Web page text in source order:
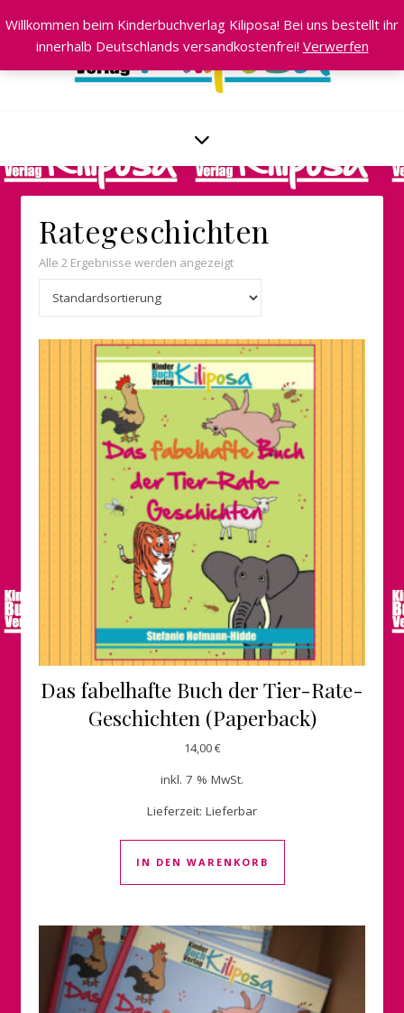
Willkommen beim Kinderbuchverlag Kiliposa! Bei uns bestellt ihr
innerhalb Deutschlands versandkostenfrei! Verwerfen
Rategeschichten
Alle 2 Ergebnisse werden angezeigt
Das fabelhafte Buch der Tier-Rate-
Geschichten (Paperback)
14,00€
inkl. 7 % MwSt.
Lieferzeit: Lieferbar
IN DEN WARENKORB